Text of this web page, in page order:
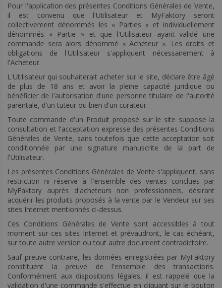
Pour l'application des présentes Conditions Générales de Vente,
il est convenu que l'Utilisateur et MyFaktory seront
collectivement dénommés les « Parties » et individuellement
dénommés « Partie » et que l'Utilisateur ayant validé une
commande sera alors dénommé « Acheteur ». Les droits et
obligations de l'Utilisateur s'appliquent nécessairement à
l'Acheteur.
L'Utilisateur qui souhaiterait acheter sur le site, déclare être âgé
de plus de 18 ans et avoir la pleine capacité juridique ou
bénéficier de l'autorisation d'une personne titulaire de l'autorité
parentale, d'un tuteur ou bien d'un curateur.
Toute commande d'un Produit proposé sur le site suppose la
consultation et l'acceptation expresse des présentes Conditions
Générales de Vente, sans toutefois que cette acceptation soit
conditionnée par une signature manuscrite de la part de
l'Utilisateur.
Les présentes Conditions Générales de Vente s'appliquent, sans
restriction ni réserve à l'ensemble des ventes conclues par
MyFaktory auprès d'acheteurs non professionnels, désirant
acquérir les produits proposés à la vente par le Vendeur sur ses
sites Internet mentionnés ci-dessus.
Ces Conditions Générales de Vente sont accessibles à tout
moment sur ces sites Internet et prévaudront, le cas échéant,
sur toute autre version ou tout autre document contradictoire.
Sauf preuve contraire, les données enregistrées par MyFaktory
constituent la preuve de l'ensemble des transactions.
Conformément aux dispositions légales, il est rappelé que la
validation d'une commande s'effectue en cliquant sur le bouton